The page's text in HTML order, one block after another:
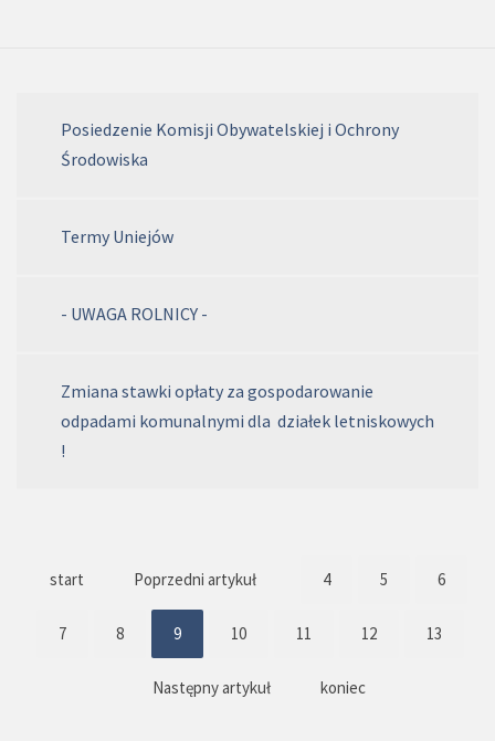
Posiedzenie Komisji Obywatelskiej i Ochrony
Środowiska
Termy Uniejów
- UWAGA ROLNICY -
Zmiana stawki opłaty za gospodarowanie
odpadami komunalnymi dla działek letniskowych
!
start Poprzedni artykuł 4 5 6
7 8 9 10 11 12 13
Następny artykuł koniec